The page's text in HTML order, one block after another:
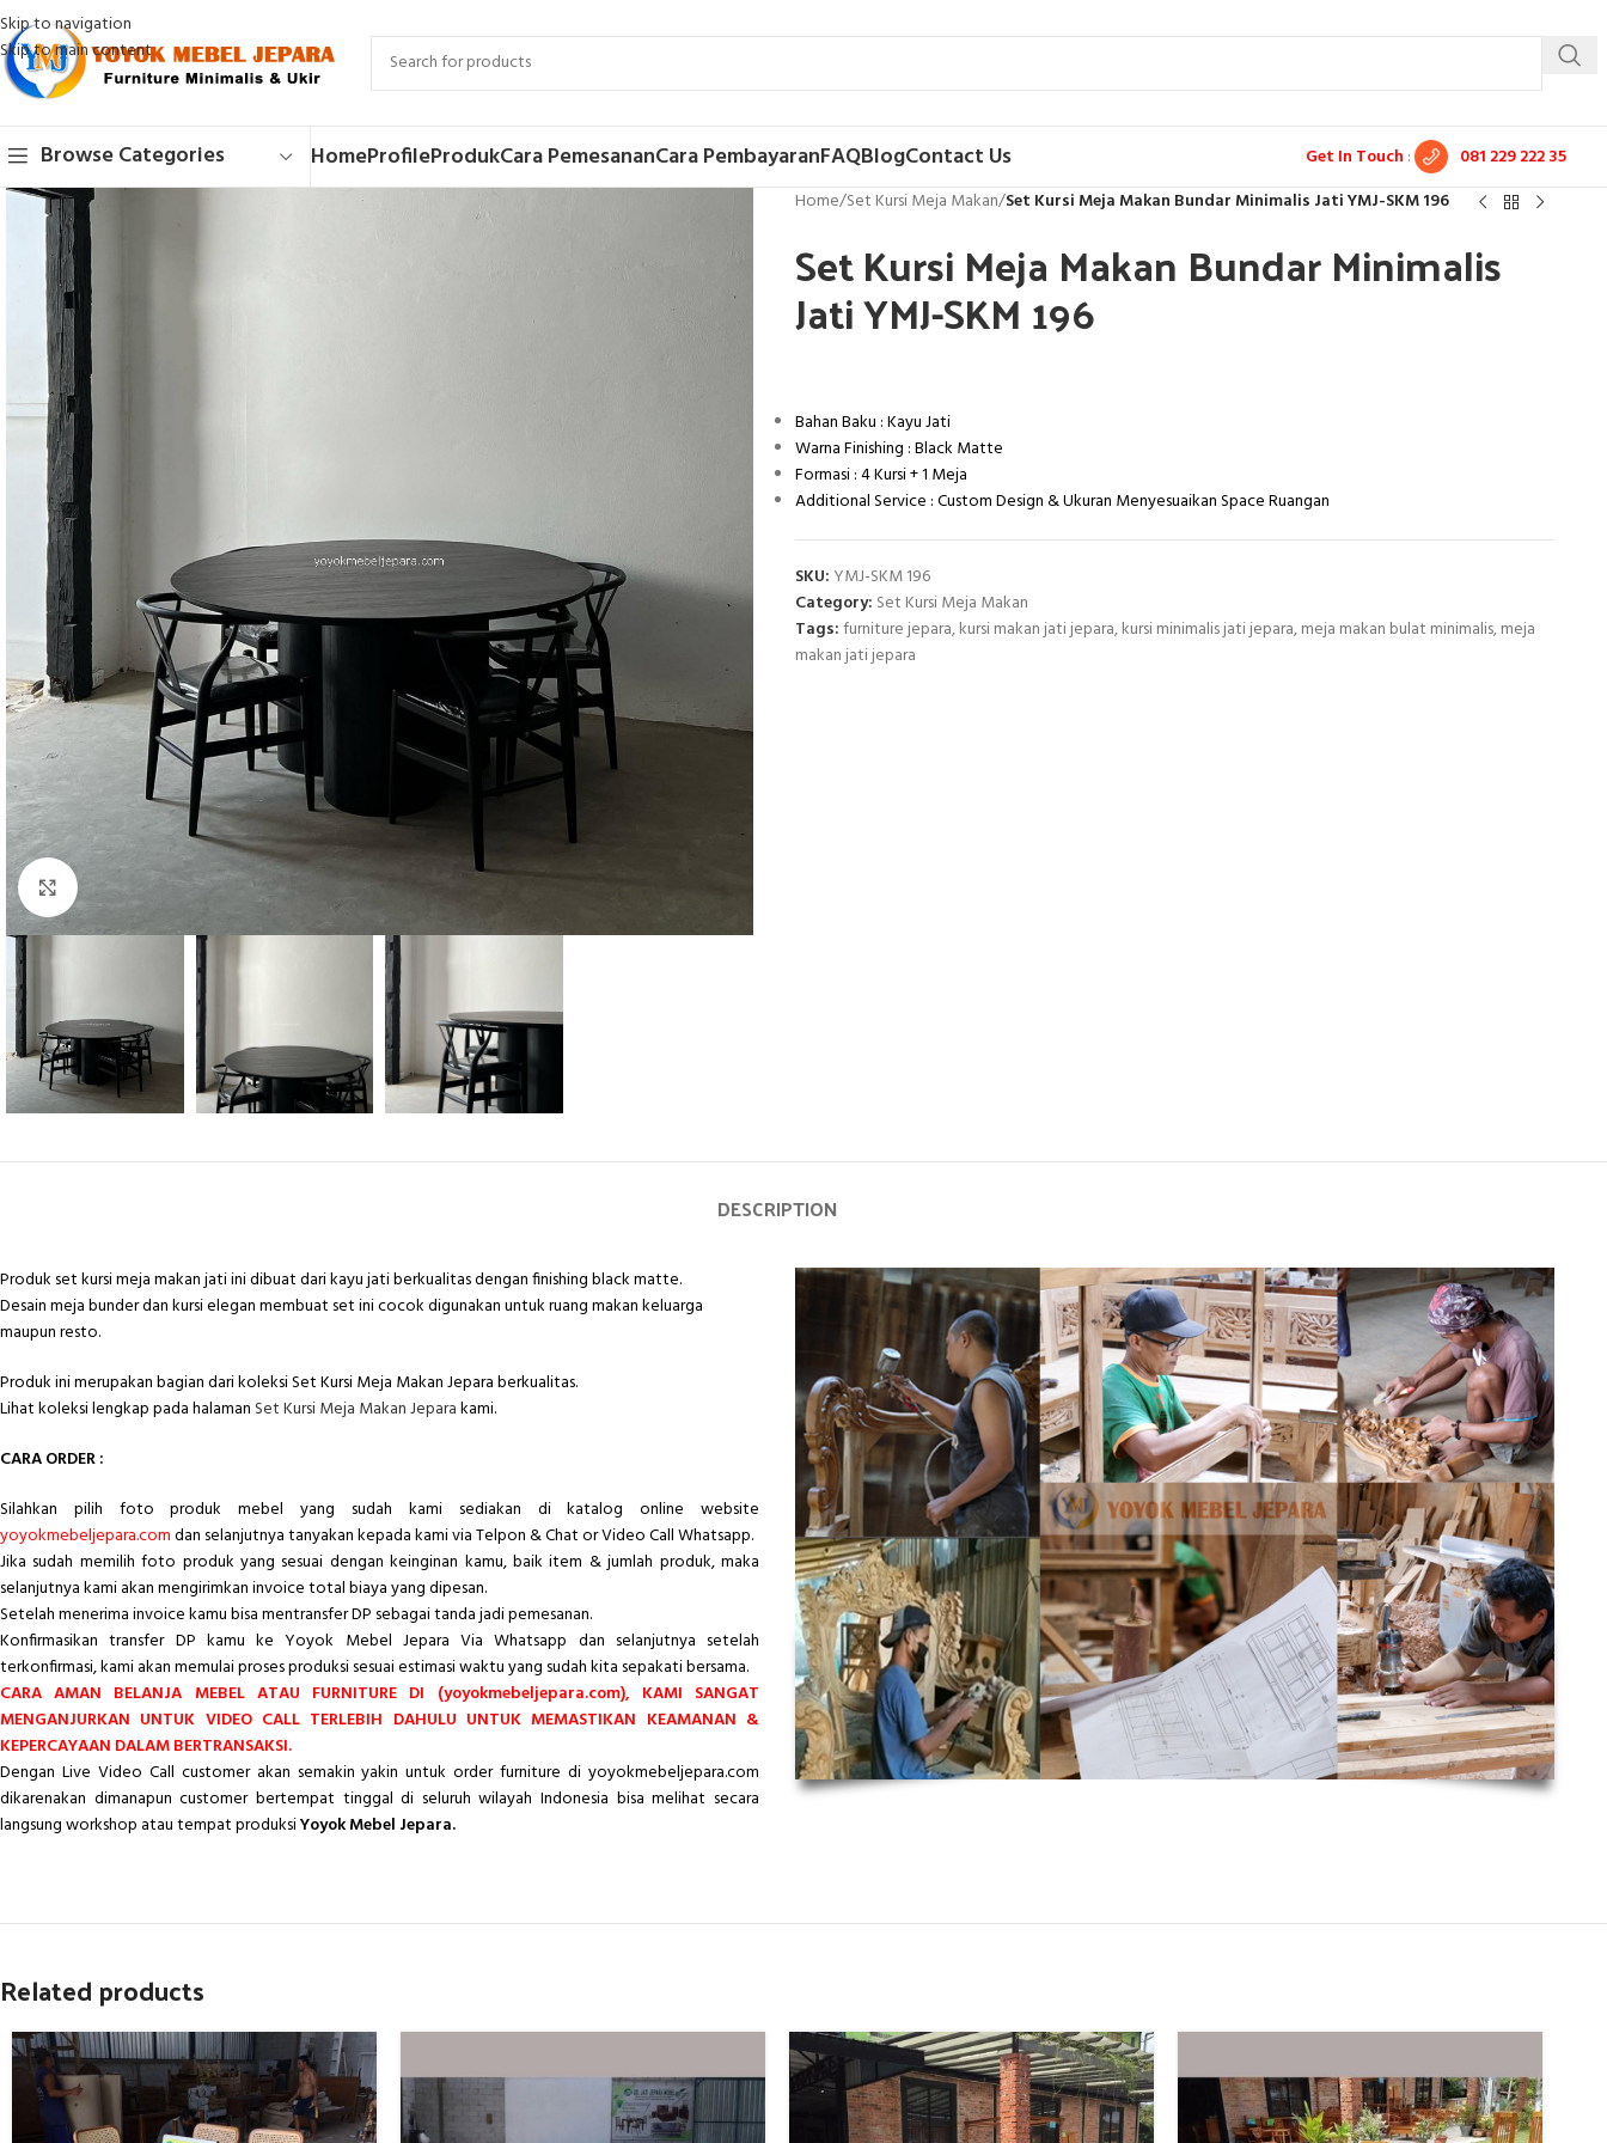
Skip to navigation
Skip to main content
Browse Categories HomeProfileProdukCara PemesananCara PembayaranFAQBlogContact Us Get In Touch : 081 229 222 35
Click to enlarge
Home/Set Kursi Meja Makan/Set Kursi Meja Makan Bundar Minimalis Jati YMJ-SKM 196
Set Kursi Meja Makan Bundar Minimalis
Jati YMJ-SKM 196
Bahan Baku : Kayu Jati
Warna Finishing : Black Matte
Formasi : 4 Kursi + 1 Meja
Additional Service : Custom Design & Ukuran Menyesuaikan Space Ruangan
SKU: YMJ-SKM 196
Category: Set Kursi Meja Makan
Tags:furniture jepara,kursi makan jati jepara,kursi minimalis jati jepara,meja makan bulat minimalis,meja
makan jati jepara
DESCRIPTION
Produk set kursi meja makan jati ini dibuat dari kayu jati berkualitas dengan finishing black matte.
Desain meja bunder dan kursi elegan membuat set ini cocok digunakan untuk ruang makan keluarga
maupun resto.
Produk ini merupakan bagian dari koleksi Set Kursi Meja Makan Jepara berkualitas.
Lihat koleksi lengkap pada halaman Set Kursi Meja Makan Jeparakami.
CARA ORDER :
Silahkan pilih foto produk mebel yang sudah kami sediakan di katalog online website
yoyokmebeljepara.comdan selanjutnya tanyakan kepada kami via Telpon & Chat or Video Call Whatsapp.
Jika sudah memilih foto produk yang sesuai dengan keinginan kamu, baik item & jumlah produk, maka
selanjutnya kami akan mengirimkan invoice total biaya yang dipesan.
Setelah menerima invoice kamu bisa mentransfer DP sebagai tanda jadi pemesanan.
Konfirmasikan transfer DP kamu ke Yoyok Mebel Jepara Via Whatsapp dan selanjutnya setelah
terkonfirmasi, kami akan memulai proses produksi sesuai estimasi waktu yang sudah kita sepakati bersama.
CARA AMAN BELANJA MEBEL ATAU FURNITURE DI (yoyokmebeljepara.com), KAMI SANGAT
MENGANJURKAN UNTUK VIDEO CALL TERLEBIH DAHULU UNTUK MEMASTIKAN KEAMANAN &
KEPERCAYAAN DALAM BERTRANSAKSI.
Dengan Live Video Call customer akan semakin yakin untuk order furniture di yoyokmebeljepara.com
dikarenakan dimanapun customer bertempat tinggal di seluruh wilayah Indonesia bisa melihat secara
langsung workshop atau tempat produksiYoyok Mebel Jepara.
Related products